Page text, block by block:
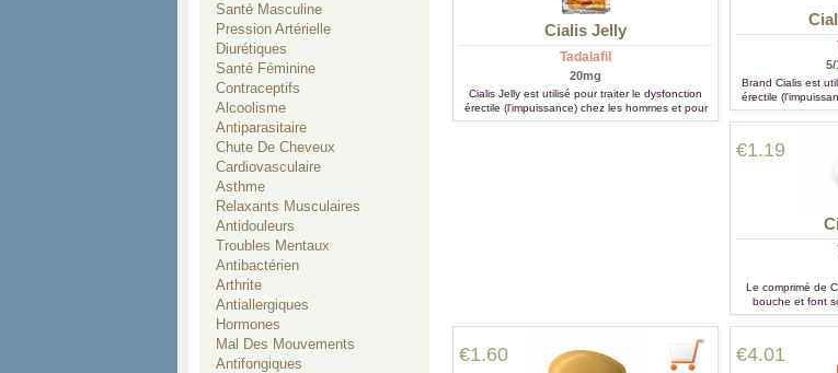
Cialis Jelly
Tadalafil
20mg
Cialis Jelly est utilisé pour traiter le dysfonction
érectile (l'impuissance) chez les hommes et pour
le traitement d'hypertension artérielle pulmonaire.
5/
Brand Cialis est
érectile
le traitement
€1.19
Le comprimé de
bouche et font
€1.60 €4.01
Santé Masculine
Pression Artérielle
Diurétiques
Santé Féminine
Contraceptifs
Alcoolisme
Antiparasitaire
Chute De Cheveux
Cardiovasculaire
Asthme
Relaxants Musculaires
Antidouleurs
Troubles Mentaux
Antibactérien
Arthrite
Antiallergiques
Hormones
Mal Des Mouvements
Antifongiques